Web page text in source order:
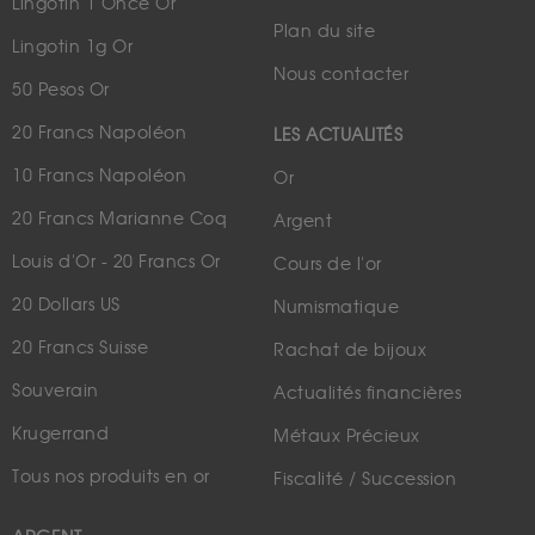
Lingotin 1 Once Or
Lingotin 1g Or
50 Pesos Or
20 Francs Napoléon
10 Francs Napoléon
20 Francs Marianne Coq
Louis d'Or - 20 Francs Or
20 Dollars US
20 Francs Suisse
Souverain
Krugerrand
Tous nos produits en or
Plan du site
Nous contacter
LES ACTUALITÉS
Or
Argent
Cours de l'or
Numismatique
Rachat de bijoux
Actualités financières
Métaux Précieux
Fiscalité / Succession